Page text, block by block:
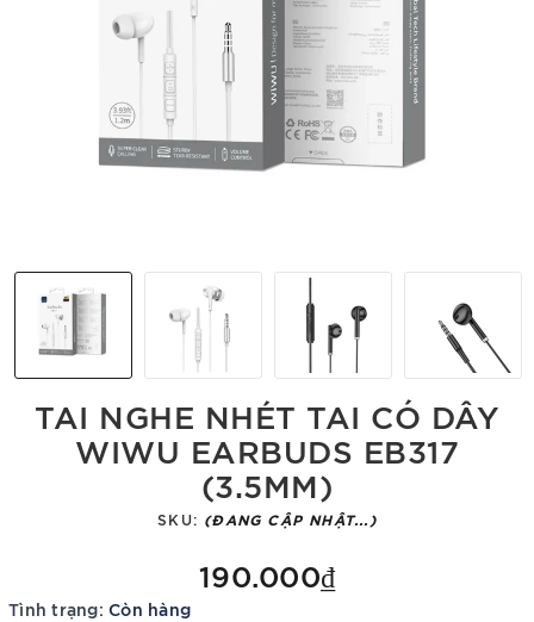
TAI NGHE NHÉT TAI CÓ DÂY
WIWU EARBUDS EB317
(3.5MM)
SKU: (ĐANG CẬP NHẬT...)
190.000₫
Tình trạng: Còn hàng